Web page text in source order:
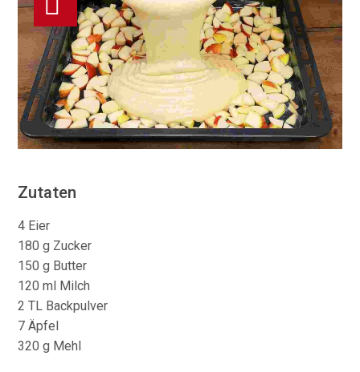
Zutaten
4 Eier
180 g Zucker
150 g Butter
120 ml Milch
2 TL Backpulver
7 Äpfel
320 g Mehl